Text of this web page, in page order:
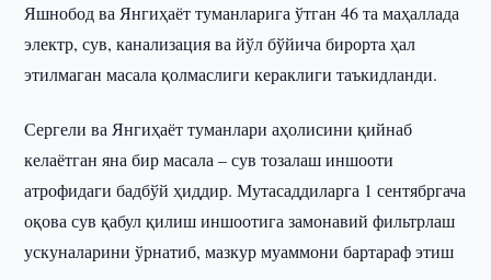
Яшнобод ва Янгиҳаёт туманларига ўтган 46 та маҳаллада
электр, сув, канализация ва йўл бўйича бирорта ҳал
этилмаган масала қолмаслиги кераклиги таъкидланди.
Сергели ва Янгиҳаёт туманлари аҳолисини қийнаб
келаётган яна бир масала – сув тозалаш иншооти
атрофидаги бадбўй ҳиддир. Мутасаддиларга 1 сентябргача
оқова сув қабул қилиш иншоотига замонавий фильтрлаш
ускуналарини ўрнатиб, мазкур муаммони бартараф этиш